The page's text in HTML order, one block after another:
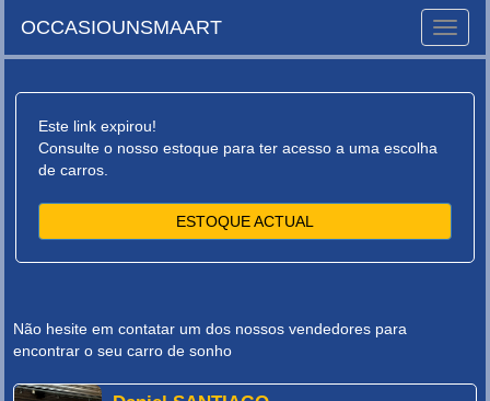
Toggle
OCCASIOUNSMAART
Este link expirou!
Consulte o nosso estoque para ter acesso a uma escolha
de carros.
ESTOQUE ACTUAL
Não hesite em contatar um dos nossos vendedores para
encontrar o seu carro de sonho